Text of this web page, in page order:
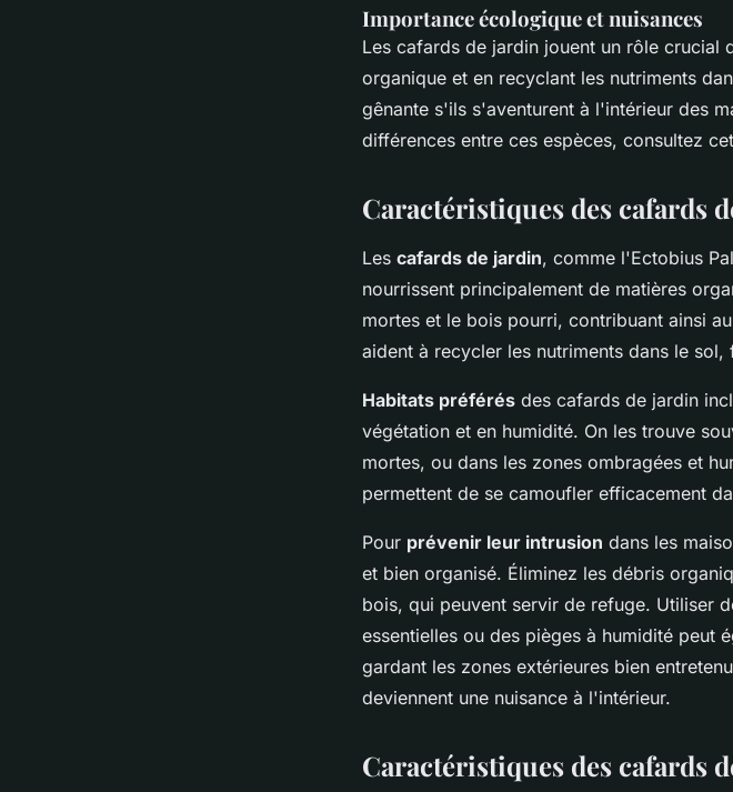
Importance écologique et nuisances
Les cafards de jardin jouent un rôle crucial
organique et en recyclant les nutriments
gênante s'ils s'aventurent à l'intérieur des
différences entre ces espèces, consultez
Caractéristiques des cafards
Les cafards de jardin, comme l'Ectobius
nourrissent principalement de matières
mortes et le bois pourri, contribuant ainsi au
aident à recycler les nutriments dans le
Habitats préférés des cafards de jardin
végétation et en humidité. On les trouve
mortes, ou dans les zones ombragées et
permettent de se camoufler efficacement
Pour prévenir leur intrusion dans les
et bien organisé. Éliminez les débris
bois, qui peuvent servir de refuge. Utiliser
essentielles ou des pièges à humidité peut
gardant les zones extérieures bien
deviennent une nuisance à l'intérieur.
Caractéristiques des cafards